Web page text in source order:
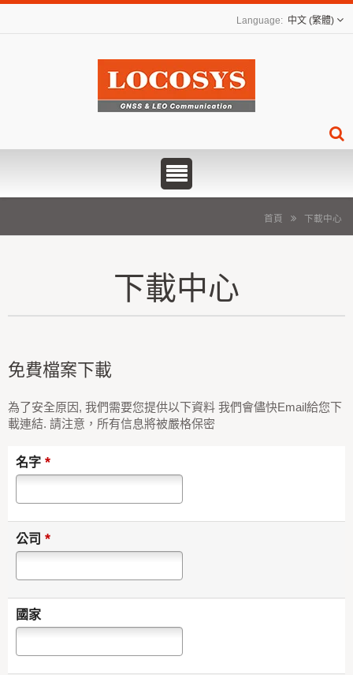
中文 (繁體)
首頁 下載中心
下載中心
免費檔案下載
為了安全原因, 我們需要您提供以下資料 我們會儘快Email給您下
載連結. 請注意，所有信息將被嚴格保密
名字 *
公司 *
國家